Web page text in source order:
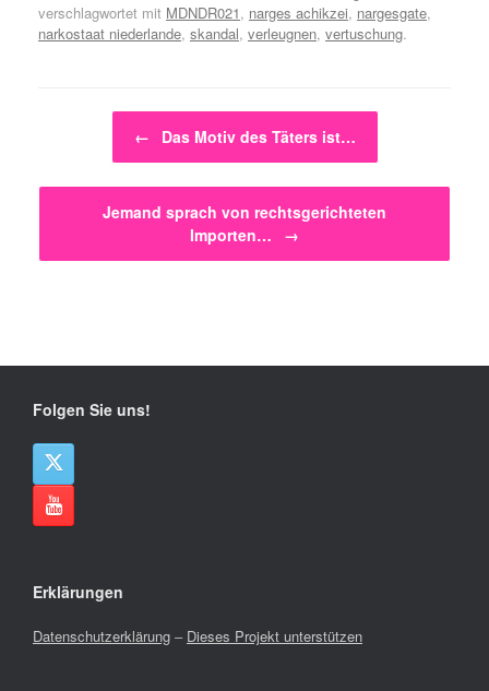
verschlagwortet mit MDNDR021, narges achikzei, nargesgate,
narkostaat niederlande, skandal, verleugnen, vertuschung.
Beitragsnavigation
← Das Motiv des Täters ist…
Jemand sprach von rechtsgerichteten
Importen…
→
Folgen Sie uns!
Erklärungen
Datenschutzerklärung – Dieses Projekt unterstützen